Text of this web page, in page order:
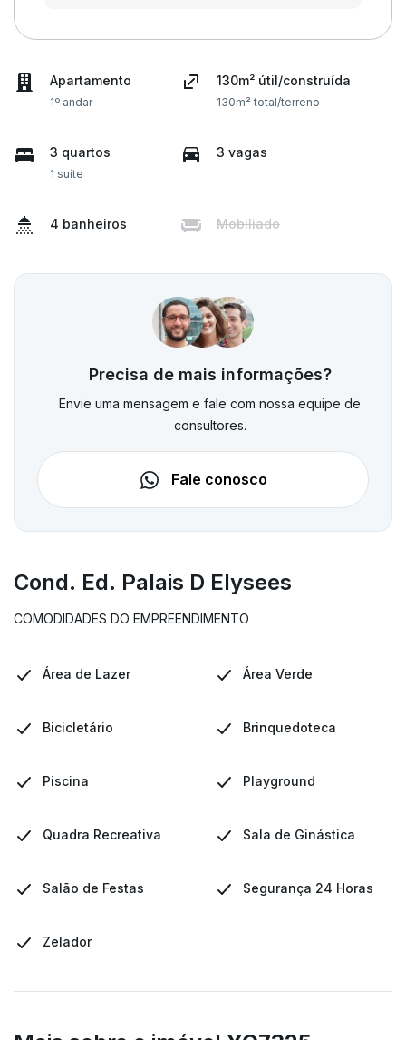
Apartamento
1º andar
130m² útil/construída
130m² total/terreno
3 quartos
1 suíte
3 vagas
4 banheiros Mobiliado
Precisa de mais informações?
Envie uma mensagem e fale com nossa equipe de
consultores.
Fale conosco
Cond. Ed. Palais D Elysees
COMODIDADES DO EMPREENDIMENTO
Área de Lazer Área Verde
Bicicletário Brinquedoteca
Piscina Playground
Quadra Recreativa Sala de Ginástica
Salão de Festas Segurança 24 Horas
Zelador